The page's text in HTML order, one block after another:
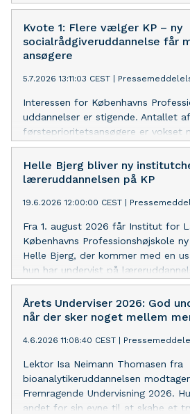
læreruddannelse.
Kvote 1: Flere vælger KP – ny
socialrådgiveruddannelse får
ansøgere
5.7.2026 13:11:03 CEST |
Interessen for Københavns
uddannelser er stigende. Antallet af
førsteprioritetsansøgere er vokset
særligt socialrådgiveruddannelsen
fremgang.
Helle Bjerg bliver ny
læreruddannelsen på KP
19.6.2026 12:00:00 CEST |
Fra 1. august 2026 får Institut for
Københavns Professionshøjskole
Helle Bjerg, der kommer med en
hun har undervist på
skoleudvikling og senest ledet en
Årets Underviser 2026: God
når der sker noget mellem
4.6.2026 11:08:40 CEST |
Lektor Isa Neimann Thomasen fra
bioanalytikeruddannelsen
Fremragende Undervisning 2026.
andet for sin evne til at skabe et